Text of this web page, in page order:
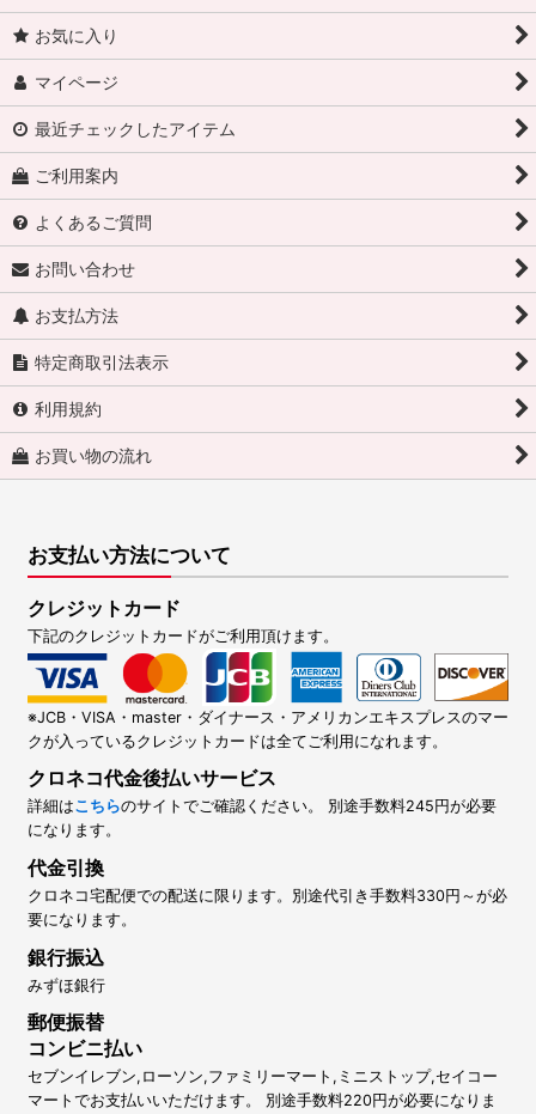
お気に入り
マイページ
最近チェックしたアイテム
ご利用案内
よくあるご質問
お問い合わせ
お支払方法
特定商取引法表示
利用規約
お買い物の流れ
お支払い方法について
クレジットカード
下記のクレジットカードがご利用頂けます。
※JCB・VISA・master・ダイナース・アメリカンエキスプレスのマー
クが入っているクレジットカードは全てご利用になれます。
クロネコ代金後払いサービス
詳細はこちらのサイトでご確認ください。 別途手数料245円が必要
になります。
代金引換
クロネコ宅配便での配送に限ります。別途代引き手数料330円～が必
要になります。
銀行振込
みずほ銀行
郵便振替
コンビニ払い
セブンイレブン,ローソン,ファミリーマート,ミニストップ,セイコー
マートでお支払いいただけます。 別途手数料220円が必要になりま